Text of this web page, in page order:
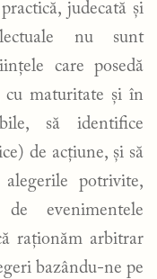
judecată și
nu sunt
care posedă
cu maturitate și în
să identifice
de acțiune, și să
potrivite,
evenimentele
raționăm arbitrar
bazându-ne pe